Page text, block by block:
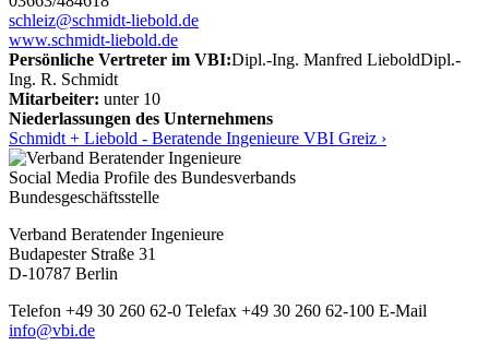
schleiz@schmidt-liebold.de
www.schmidt-liebold.de
Persönliche Vertreter im VBI:Dipl.-Ing. Manfred LieboldDipl.-
Ing. R. Schmidt
Mitarbeiter: unter 10
Niederlassungen des Unternehmens
Schmidt + Liebold - Beratende Ingenieure VBI Greiz ›
Social Media Profile des Bundesverbands
Bundesgeschäftsstelle
Verband Beratender Ingenieure
Budapester Straße 31
D-10787 Berlin
Telefon +49 30 260 62-0 Telefax +49 30 260 62-100 E-Mail
info@vbi.de